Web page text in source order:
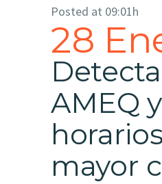
28
AMEQ
mayor
Posted at 09:01h